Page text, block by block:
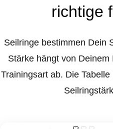
richtige
Seilringe bestimmen Dein
Stärke hängt von
Trainingsart ab. Die